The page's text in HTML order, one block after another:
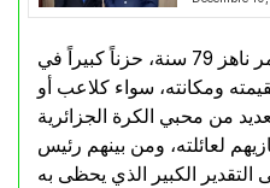
وخلف رحيل سالمي، عن عمر ناهز 79 سنة، حزناً كبيراً في
ومكانته، سواء كلاعب أو
من محبي الكرة الجزائرية
لعائلته، ومن بينهم رئيس
التقدير الكبير الذي يحظى به